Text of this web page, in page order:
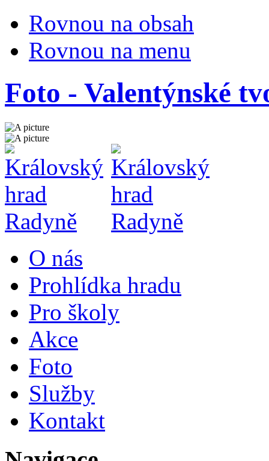
Rovnou na obsah
Rovnou na menu
Foto - Valentýnské
O nás
Prohlídka hradu
Pro školy
Akce
Foto
Služby
Kontakt